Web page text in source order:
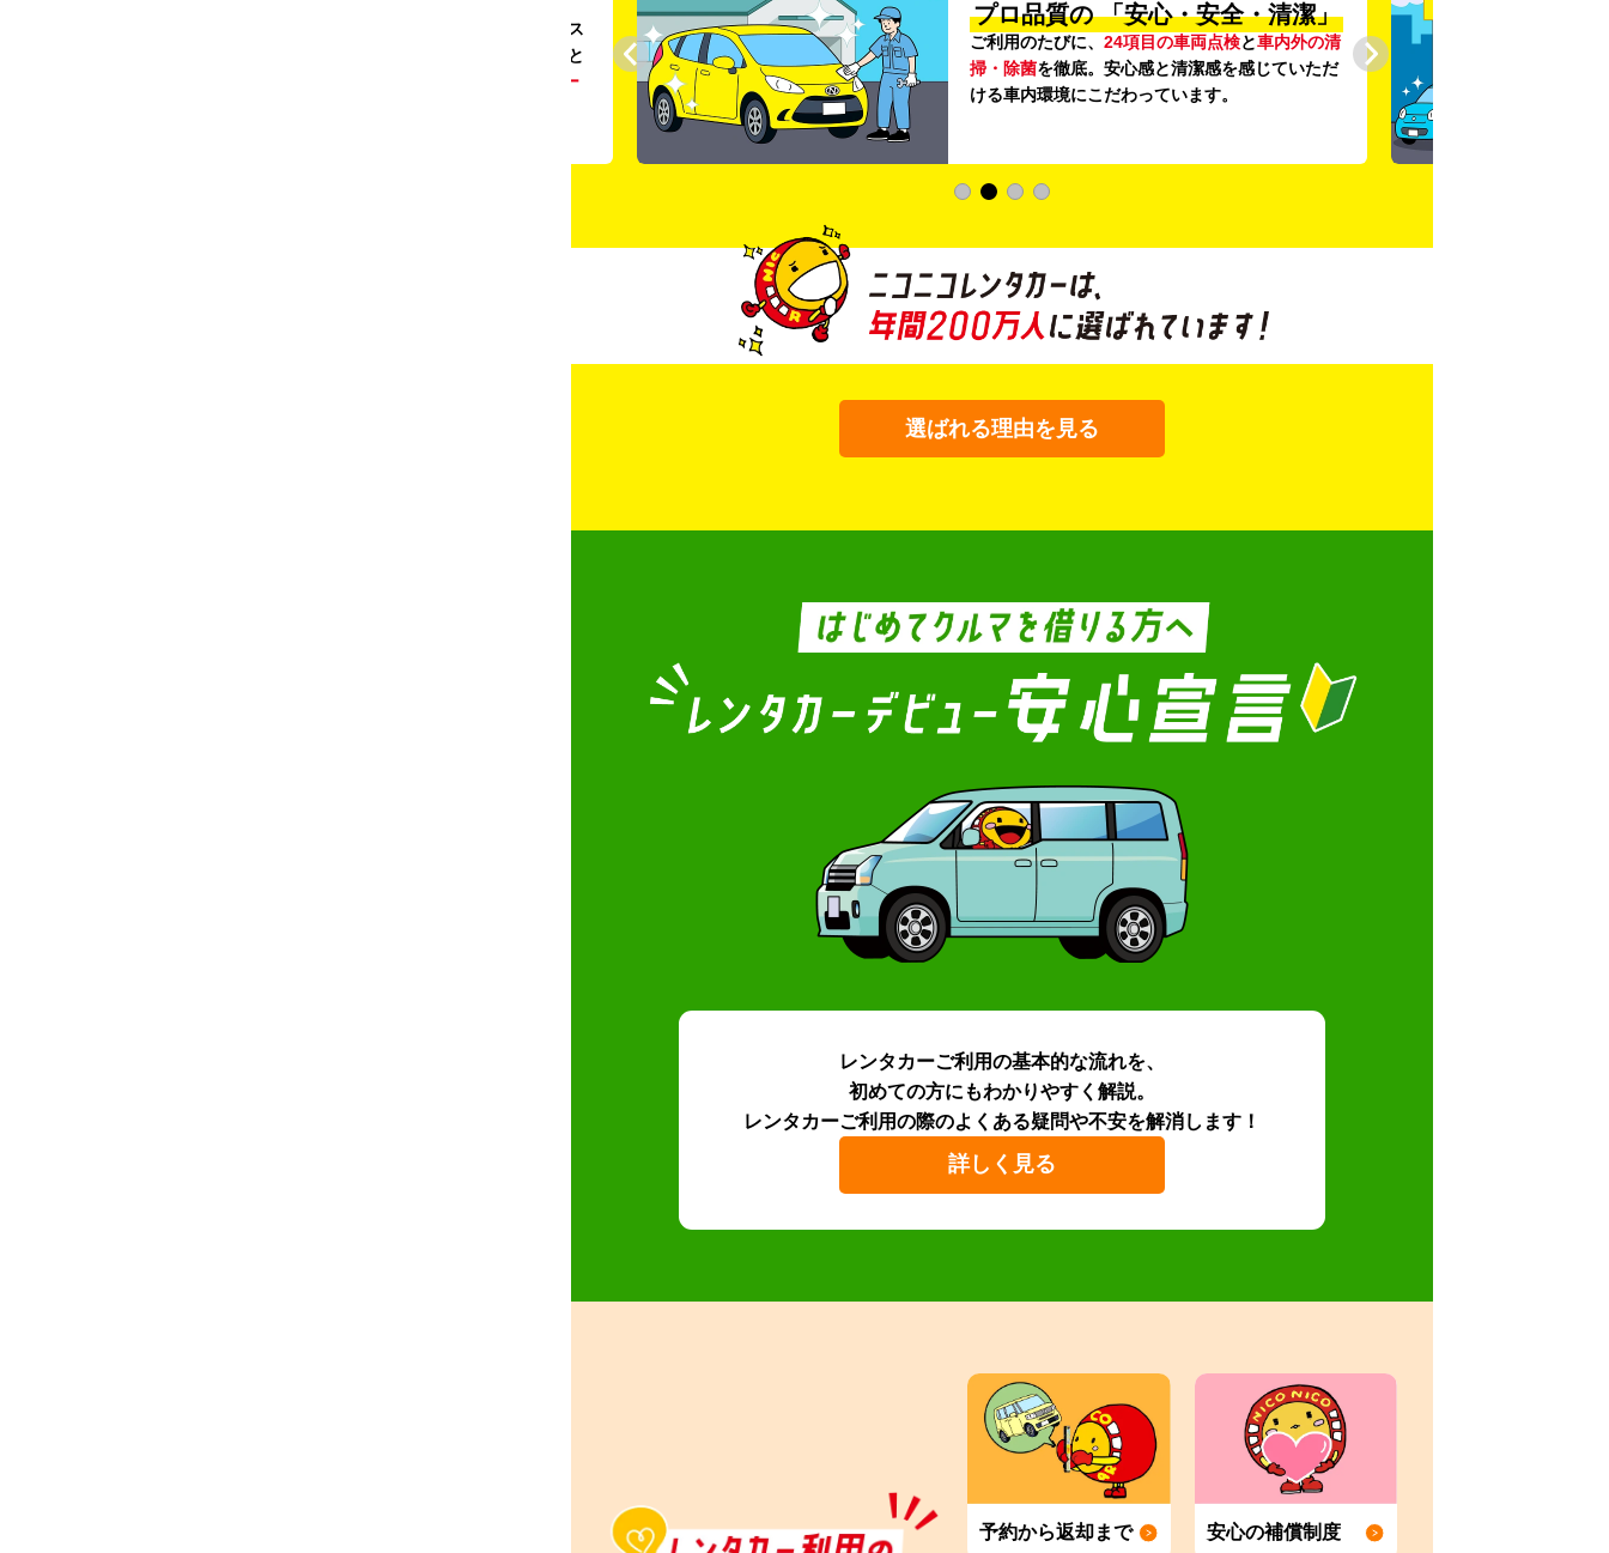
。ガソリンス
タンドや整備工場の既存インフラを活用すること
リー
プロ品質の 「安心・安全・清潔」
ご利用のたびに、 24項目の車両点検と車内外の清
掃・除菌を徹底。安心感と清潔感を感じていただ
ける車内環境にこだわっています。
選ばれる理由を見る
レンタカーご利用の基本的な流れを、
初めての方にもわかりやすく解説。
レンタカーご利用の際のよくある疑問や不安を解消します！
詳しく見る
予約から返却まで 安心の補償制度